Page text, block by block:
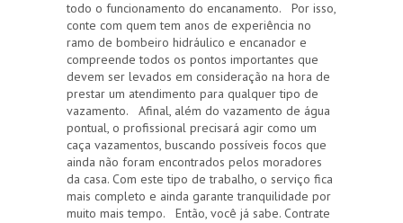
todo o funcionamento do encanamento. Por isso,
conte com quem tem anos de experiência no
ramo de bombeiro hidráulico e encanador e
compreende todos os pontos importantes que
devem ser levados em consideração na hora de
prestar um atendimento para qualquer tipo de
vazamento. Afinal, além do vazamento de água
pontual, o profissional precisará agir como um
caça vazamentos, buscando possíveis focos que
ainda não foram encontrados pelos moradores
da casa. Com este tipo de trabalho, o serviço fica
mais completo e ainda garante tranquilidade por
muito mais tempo. Então, você já sabe. Contrate